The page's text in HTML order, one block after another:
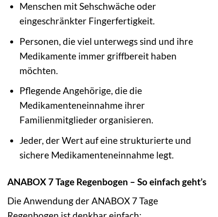
Menschen mit Sehschwäche oder
eingeschränkter Fingerfertigkeit.
Personen, die viel unterwegs sind und ihre
Medikamente immer griffbereit haben
möchten.
Pflegende Angehörige, die die
Medikamenteneinnahme ihrer
Familienmitglieder organisieren.
Jeder, der Wert auf eine strukturierte und
sichere Medikamenteneinnahme legt.
ANABOX 7 Tage Regenbogen – So einfach geht’s
Die Anwendung der ANABOX 7 Tage